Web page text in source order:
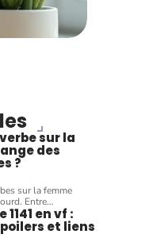
sur la
des
?
sur la femme
Entre…
1141 en vf :
et liens